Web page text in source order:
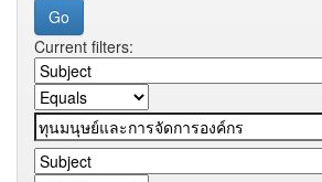
Current filters: